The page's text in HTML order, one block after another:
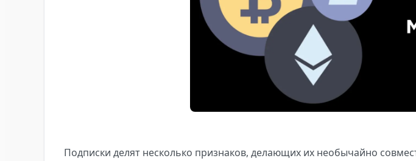
Подписки делят несколько признаков, делающих их необычайно